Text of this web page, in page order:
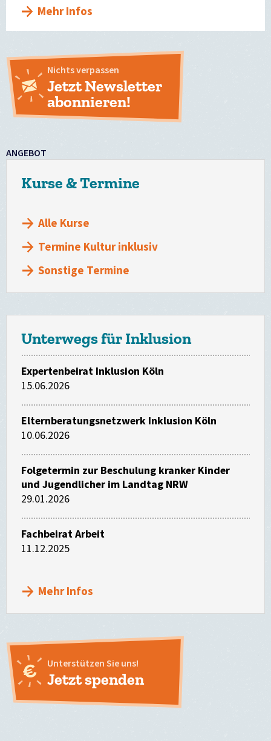
Mehr Infos
Nichts verpassen
Jetzt Newsletter
abonnieren!
ANGEBOT
Kurse & Termine
Alle Kurse
Termine Kultur inklusiv
Sonstige Termine
Unterwegs für Inklusion
Expertenbeirat Inklusion Köln
15.06.2026
Elternberatungsnetzwerk Inklusion Köln
10.06.2026
Folgetermin zur Beschulung kranker Kinder
und Jugendlicher im Landtag NRW
29.01.2026
Fachbeirat Arbeit
11.12.2025
Mehr Infos
Unterstützen Sie uns!
Jetzt spenden